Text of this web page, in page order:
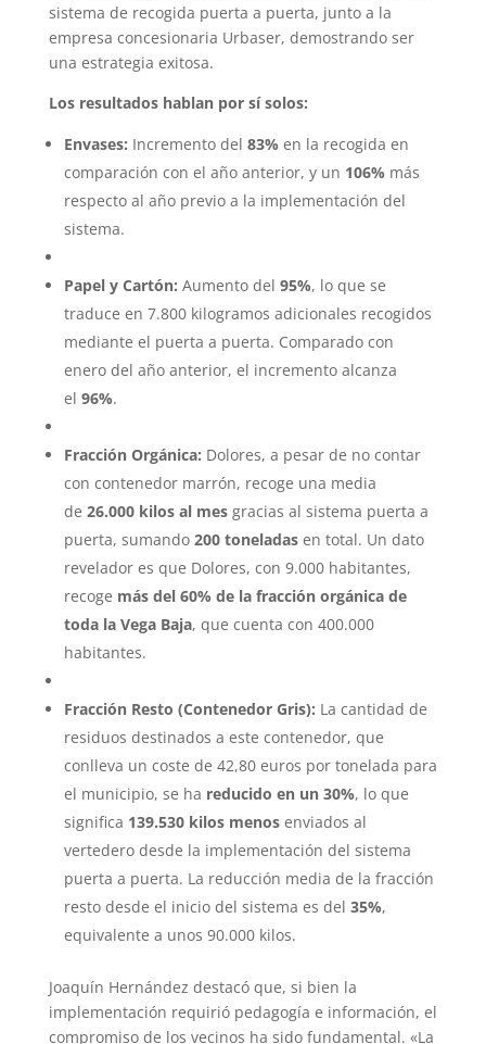
sistema de recogida puerta a puerta, junto a la
empresa concesionaria Urbaser, demostrando ser
una estrategia exitosa.
Los resultados hablan por sí solos:
Envases: Incremento del 83% en la recogida en
comparación con el año anterior, y un 106% más
respecto al año previo a la implementación del
sistema.
Papel y Cartón: Aumento del 95%, lo que se
traduce en 7.800 kilogramos adicionales recogidos
mediante el puerta a puerta. Comparado con
enero del año anterior, el incremento alcanza
el 96%.
Fracción Orgánica: Dolores, a pesar de no contar
con contenedor marrón, recoge una media
de 26.000 kilos al mesgracias al sistema puerta a
puerta, sumando 200 toneladasen total. Un dato
revelador es que Dolores, con 9.000 habitantes,
recoge más del 60% de la fracción orgánica de
toda la Vega Baja, que cuenta con 400.000
habitantes.
Fracción Resto (Contenedor Gris): La cantidad de
residuos destinados a este contenedor, que
conlleva un coste de 42,80 euros por tonelada para
el municipio, se ha reducido en un 30%, lo que
significa 139.530 kilos menos enviados al
vertedero desde la implementación del sistema
puerta a puerta. La reducción media de la fracción
resto desde el inicio del sistema es del 35%,
equivalente a unos 90.000 kilos.
Joaquín Hernández destacó que, si bien la
implementación requirió pedagogía e información, el
compromiso de los vecinos ha sido fundamental. «La